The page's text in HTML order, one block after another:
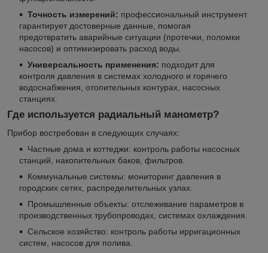
Точность измерений: профессиональный инструмент
гарантирует достоверные данные, помогая
предотвратить аварийные ситуации (протечки, поломки
насосов) и оптимизировать расход воды.
Универсальность применения: подходит для
контроля давления в системах холодного и горячего
водоснабжения, отопительных контурах, насосных
станциях.
Где используется радиальный манометр?
Прибор востребован в следующих случаях:
Частные дома и коттеджи: контроль работы насосных
станций, накопительных баков, фильтров.
Коммунальные системы: мониторинг давления в
городских сетях, распределительных узлах.
Промышленные объекты: отслеживание параметров в
производственных трубопроводах, системах охлаждения.
Сельское хозяйство: контроль работы ирригационных
систем, насосов для полива.